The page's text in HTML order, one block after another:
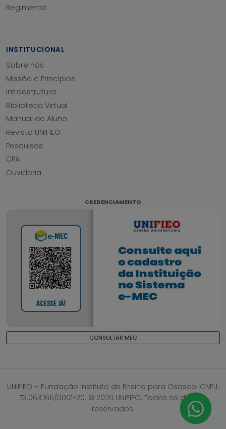
Regimento
INSTITUCIONAL
Sobre nós
Missão e Princípios
Infraestrutura
Biblioteca Virtual
Manual do Aluno
Revista UNIFIEO
Pesquisas
CPA
Ouvidoria
CREDENCIAMENTO
CONSULTAR MEC
UNIFIEO – Fundação Instituto de Ensino para Osasco. CNPJ:
73.063.166/0001-20. © 2026 UNIFIEO. Todos os direitos
reservados.